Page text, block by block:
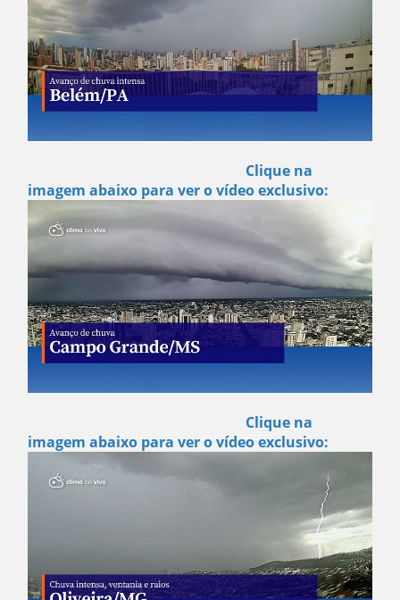
Clique na
imagem abaixo para ver o vídeo exclusivo:
Clique na
imagem abaixo para ver o vídeo exclusivo: